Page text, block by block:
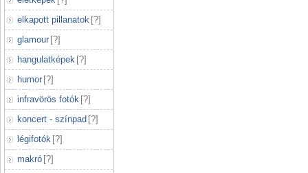
elkapott pillanatok [?]
glamour [?]
hangulatképek [?]
humor [?]
infravörös fotók [?]
koncert - színpad [?]
légifotók [?]
makró [?]